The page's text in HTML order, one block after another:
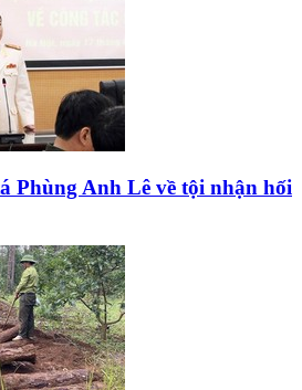
Phùng Anh Lê về tội nhận hối